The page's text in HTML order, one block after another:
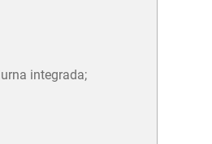
integrada;